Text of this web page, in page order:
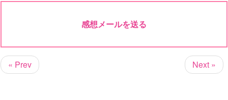
感想メールを送る
« Prev Next »